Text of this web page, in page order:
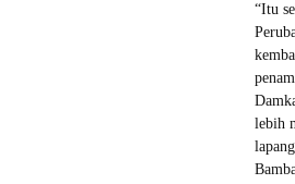
“Itu
lebih